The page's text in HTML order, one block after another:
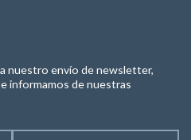
nuestro envío de newsletter,
informamos de nuestras